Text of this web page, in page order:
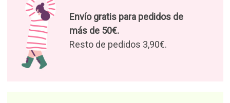
Envío gratis para pedidos de
más de 50€.
Resto de pedidos 3,90€.